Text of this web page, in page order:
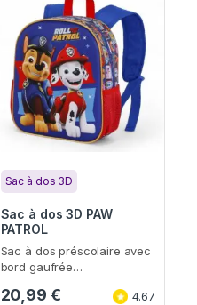
Sac à dos 3D
Sac à dos 3D PAW
PATROL
Sac à dos préscolaire avec
bord gaufrée…
20,99 € 4.67